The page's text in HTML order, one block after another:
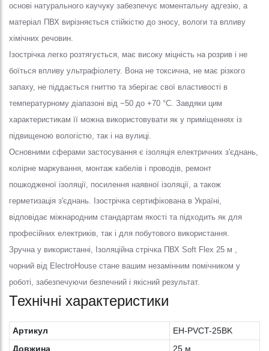
основі натурального каучуку забезпечує моментальну адгезію, а
матеріал ПВХ вирізняється стійкістю до зносу, вологи та впливу
хімічних речовин.
Ізострічка легко розтягується, має високу міцність на розрив і не
боїться впливу ультрафіолету. Вона не токсична, не має різкого
запаху, не піддається гниттю та зберігає свої властивості в
температурному діапазоні від −50 до +70 °C. Завдяки цим
характеристикам її можна використовувати як у приміщеннях із
підвищеною вологістю, так і на вулиці.
Основними сферами застосування є ізоляція електричних з'єднань,
колірне маркування, монтаж кабелів і проводів, ремонт
пошкодженої ізоляції, посилення наявної ізоляції, а також
герметизація з'єднань. Ізострічка сертифікована в Україні,
відповідає міжнародним стандартам якості та підходить як для
професійних електриків, так і для побутового використання.
Зручна у використанні, Ізоляційна стрічка ПВХ Soft Flex 25 м ,
чорний від ElectroHouse стане вашим незамінним помічником у
роботі, забезпечуючи безпечний і якісний результат.
Технічні характеристики
Артикул
EH-PVCT-25BK
Довжина
25 м